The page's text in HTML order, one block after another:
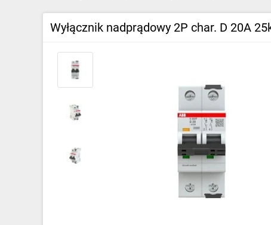
Kable i przewody
Rozdzielnice i obudowy
Elementy prowadzenia kabli
Gniazda i łączniki
Oprawy oświetleniowe
Wyłącznik nadprądowy 2P char. D 20A